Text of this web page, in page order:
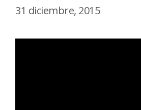
31 diciembre, 2015